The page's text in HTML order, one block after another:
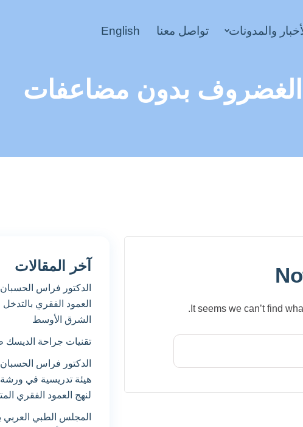
والمدونات تواصل معنا English
الغضروف بدون مضاعفات
It seems we can’t find
آخر المقالات
الدكتور فراس
العمود الفقري
الشرق الأوسط
تقنيات جراحة الديسك
الدكتور فراس
هيئة تدريسية في ورشة
لنهج العمود الفقري
المجلس الطبي العربي